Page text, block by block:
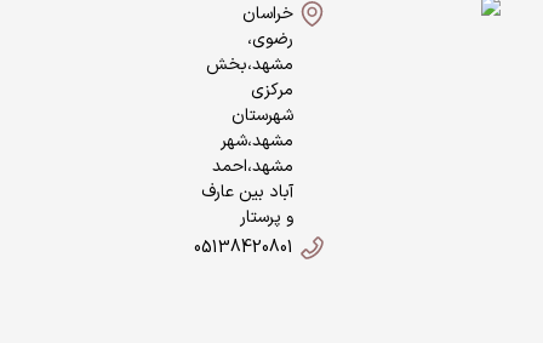
خراسان
رضوی،
مشهد،بخش
مرکزی
شهرستان
مشهد،شهر
مشهد،احمد
آباد بین عارف
و پرستار
05138420801